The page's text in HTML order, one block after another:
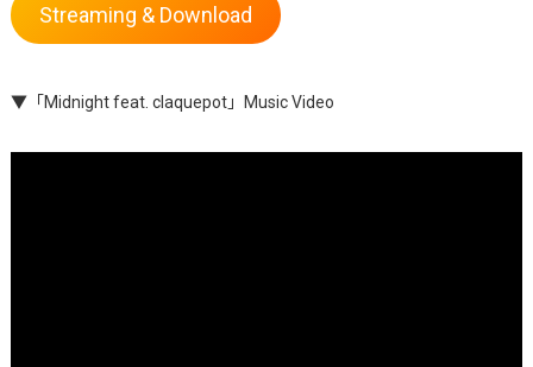
Streaming & Download
▼「Midnight feat. claquepot」Music Video